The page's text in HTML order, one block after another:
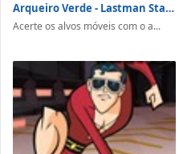
Arqueiro Verde - Lastman Standing
Acerte os alvos móveis com o a...